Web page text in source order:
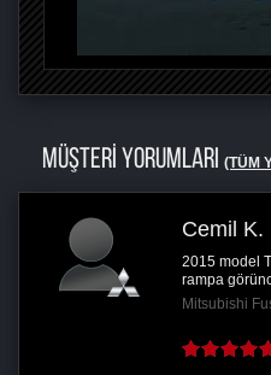
MÜŞTERİ YORUMLARI (TÜM
Cemil K.
2015 model
rampa
Mitsubishi